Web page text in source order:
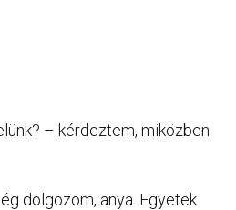
– kérdeztem, miközben
dolgozom, anya. Egyetek